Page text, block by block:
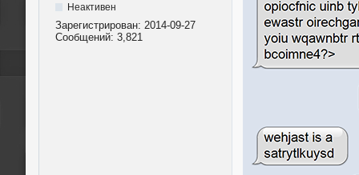
Неактивен
Зарегистрирован: 2014-09-27
Сообщений: 3,821